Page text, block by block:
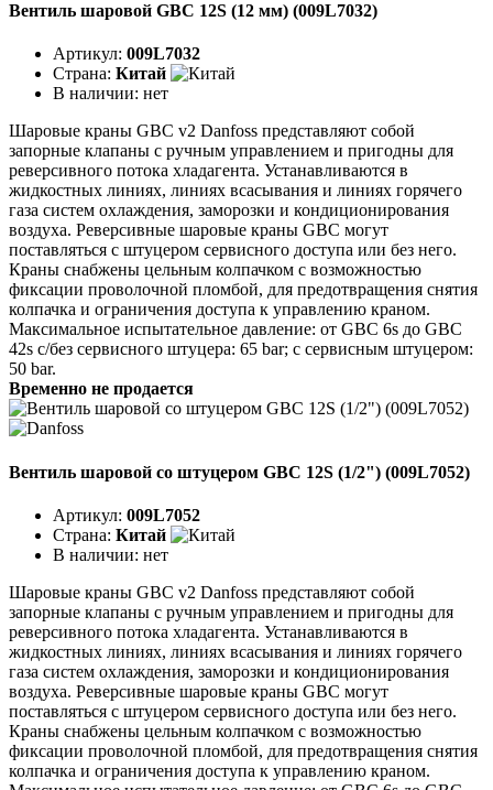
Вентиль шаровой GBC 12S (12 мм) (009L7032)
Артикул: 009L7032
Страна: Китай
В наличии: нет
Шаровые краны GBC v2 Danfoss представляют собой
запорные клапаны с ручным управлением и пригодны для
реверсивного потока хладагента. Устанавливаются в
жидкостных линиях, линиях всасывания и линиях горячего
газа систем охлаждения, заморозки и кондиционирования
воздуха. Реверсивные шаровые краны GBC могут
поставляться с штуцером сервисного доступа или без него.
Краны снабжены цельным колпачком с возможностью
фиксации проволочной пломбой, для предотвращения снятия
колпачка и ограничения доступа к управлению краном.
Максимальное испытательное давление: от GBC 6s до GBC
42s с/без сервисного штуцера: 65 bar; с сервисным штуцером:
50 bar.
Временно не продается
Вентиль шаровой со штуцером GBC 12S (1/2") (009L7052)
Артикул: 009L7052
Страна: Китай
В наличии: нет
Шаровые краны GBC v2 Danfoss представляют собой
запорные клапаны с ручным управлением и пригодны для
реверсивного потока хладагента. Устанавливаются в
жидкостных линиях, линиях всасывания и линиях горячего
газа систем охлаждения, заморозки и кондиционирования
воздуха. Реверсивные шаровые краны GBC могут
поставляться с штуцером сервисного доступа или без него.
Краны снабжены цельным колпачком с возможностью
фиксации проволочной пломбой, для предотвращения снятия
колпачка и ограничения доступа к управлению краном.